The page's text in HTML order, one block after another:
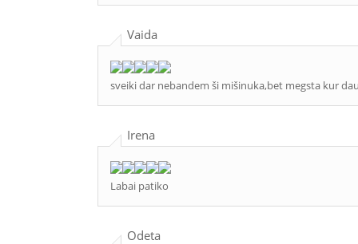
Vaida
sveiki dar nebandem ši mišinuka,bet megsta kur
Irena
Labai patiko
Odeta